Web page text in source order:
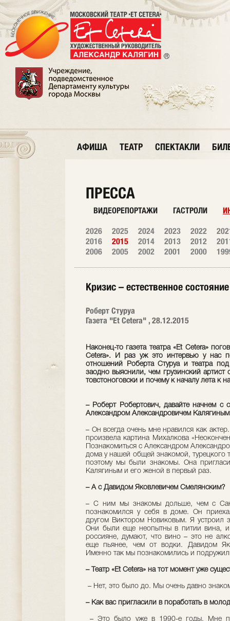
АФИША ТЕАТР СПЕКТАКЛИ
ПРЕССА
ВИДЕОРЕПОРТАЖИ ГАСТРОЛИ
2026 2025 2024 2023 2022
2016
2015 2014 2013 2012
2006
2005 2002 2001 2000
Кризис – естественное
Роберт Стуруа
Газета "Et Cetera" , 28.12.2015
Наконец-то газета театра «Et Cetera»
Cetera». И раз уж это интервью у нас
отношений Роберта Стуруа и театра
заодно выяснили, чем грузинский артист
товстоноговски и почему к началу лета к
– Роберт Робертович, давайте начнем с
Александром Александровичем
– Он всегда очень мне нравился как
произвела картина Михалкова
Познакомиться с Александром
дома у нашей общей знакомой, турецкого
поэтому мы были знакомы. Она
Калягиным и его женой в первый раз.
– А с Давидом Яковлевичем Смелянским?
– С ним мы знакомы дольше, чем с
познакомился у себя в доме. Он
другом Виктором Новиковым. Я устроил
Они были еще неопытны в питии вина, и
россияне, думают, что вино – это не
еще пьянее, чем от водки. Давидом
Именно так мы познакомились и
– Театр «Et Cetera» на тот момент уже
– Нет, это было до. Мы очень давно
– Как вас пригласили в поработать в
– Это было уже в 1990-е годы. Мне